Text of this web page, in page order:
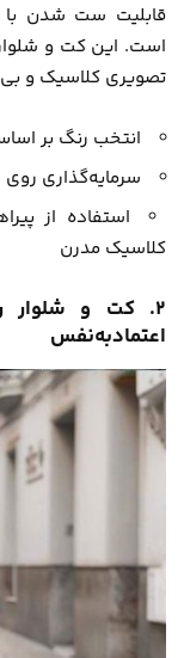
قابلیت ست شدن با
است. این کت و
تصویری کلاسیک و
انتخب رنگ بر
سرمایه‌گذاری
استفاده از
کلاسیک مدرن
۲. کت و شلوار
اعتمادبه‌نفس